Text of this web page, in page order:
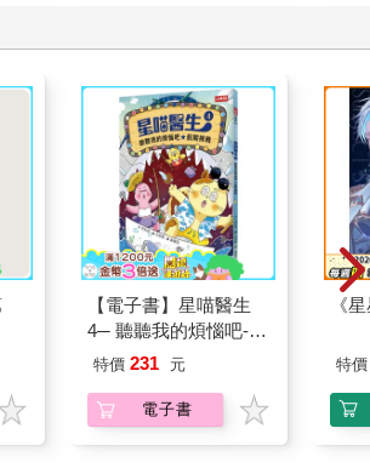
【電子書】星喵醫生
4─ 聽聽我的煩惱吧-假
期挑戰
特價 231 元
電子書
《
特價